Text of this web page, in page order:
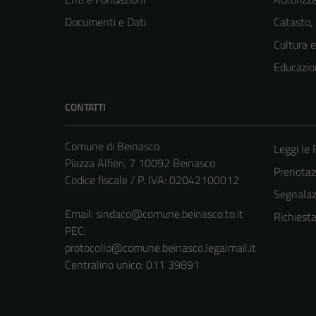
Documenti e Dati
Cultura
CONTATTI
Comune di Beinasco
Piazza Alfieri, 7 10092 Beinasco
Codice fiscale / P. IVA: 02042100012
Email: sindaco@comune.beinasco.to.it
PEC:
protocollo@comune.beinasco.legalmail.it
Centralino unico: 011 39891
Leggi le